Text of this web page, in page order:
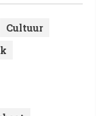
Cultuur